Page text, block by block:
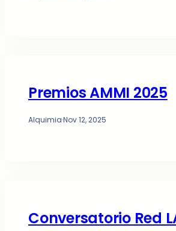
Premios AMMI 2025
Alquimia·Nov 12, 2025
Conversatorio Red